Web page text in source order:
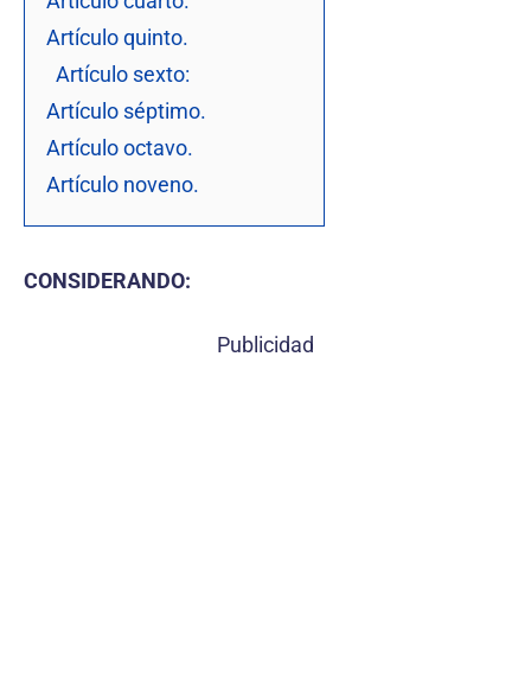
Artículo quinto.
Artículo sexto:
Artículo séptimo.
Artículo octavo.
Artículo noveno.
CONSIDERANDO:
Publicidad